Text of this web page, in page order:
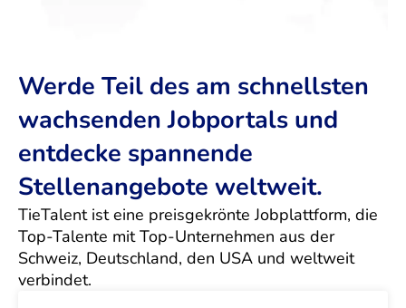
Werde Teil des am schnellsten
wachsenden Jobportals und
entdecke spannende
Stellenangebote weltweit.
TieTalent ist eine preisgekrönte Jobplattform, die
Top-Talente mit Top-Unternehmen aus der
Schweiz, Deutschland, den USA und weltweit
verbindet.